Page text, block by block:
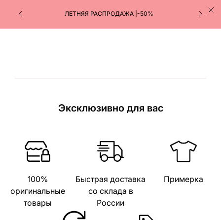
ЛЕТНЯЯ РАСПРОДАЖА |-50%
Эксклюзивно для вас
100%
оригинальные
товары
Быстрая доставка
со склада в
России
Примерка